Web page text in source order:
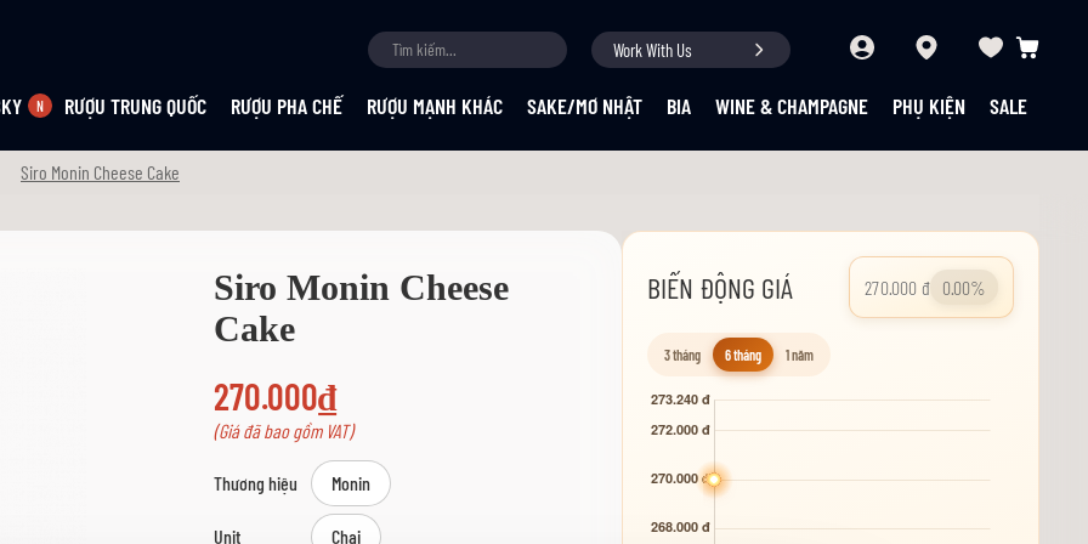
Work With Us
RƯỢU TRUNG QUỐC RƯỢU PHA CHẾ RƯỢU MẠNH KHÁC SAKE/MƠ NHẬT BIA WINE & CHAMPAGNE PHỤ KIỆN SALE
Siro Monin Cheese Cake
Siro Monin Cheese
Cake
270.000₫
(Giá đã bao gồm VAT)
Thương hiệu Monin
Unit Chai
BIẾN ĐỘNG GIÁ 270.000 đ 0.00%
3 tháng 6 tháng 1 năm